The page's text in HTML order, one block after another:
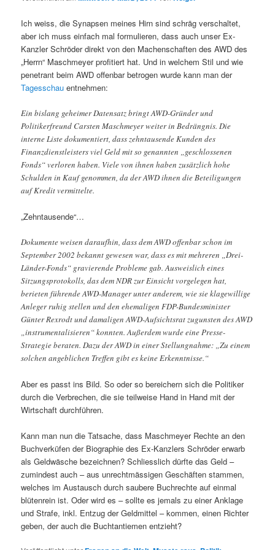
Ich weiss, die Synapsen meines Hirn sind schräg verschaltet,
aber ich muss einfach mal formulieren, dass auch unser Ex-
Kanzler Schröder direkt von den Machenschaften des AWD des
„Herrn“ Maschmeyer profitiert hat. Und in welchem Stil und wie
penetrant beim AWD offenbar betrogen wurde kann man der
Tagesschau entnehmen:
Ein bislang geheimer Datensatz bringt AWD-Gründer und
Politikerfreund Carsten Maschmeyer weiter in Bedrängnis. Die
interne Liste dokumentiert, dass zehntausende Kunden des
Finanzdienstleisters viel Geld mit so genannten „geschlossenen
Fonds“ verloren haben. Viele von ihnen haben zusätzlich hohe
Schulden in Kauf genommen, da der AWD ihnen die Beteiligungen
auf Kredit vermittelte.
„Zehntausende“…
Dokumente weisen daraufhin, dass dem AWD offenbar schon im
September 2002 bekannt gewesen war, dass es mit mehreren „Drei-
Länder-Fonds“ gravierende Probleme gab. Ausweislich eines
Sitzungsprotokolls, das dem NDR zur Einsicht vorgelegen hat,
berieten führende AWD-Manager unter anderem, wie sie klagewillige
Anleger ruhig stellen und den ehemaligen FDP-Bundesminister
Günter Rexrodt und damaligen AWD-Aufsichtsrat zugunsten des AWD
„instrumentalisieren“ konnten. Außerdem wurde eine Presse-
Strategie beraten. Dazu der AWD in einer Stellungnahme: „Zu einem
solchen angeblichen Treffen gibt es keine Erkenntnisse.“
Aber es passt ins Bild. So oder so bereichern sich die Politiker
durch die Verbrechen, die sie teilweise Hand in Hand mit der
Wirtschaft durchführen.
Kann man nun die Tatsache, dass Maschmeyer Rechte an den
Buchverküfen der Biographie des Ex-Kanzlers Schröder erwarb
als Geldwäsche bezeichnen? Schliesslich dürfte das Geld –
zumindest auch – aus unrechtmässigen Geschäften stammen,
welches im Austausch durch saubere Buchrechte auf einmal
blütenrein ist. Oder wird es – sollte es jemals zu einer Anklage
und Strafe, inkl. Entzug der Geldmittel – kommen, einen Richter
geben, der auch die Buchtantiemen entzieht?